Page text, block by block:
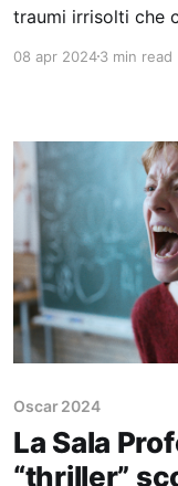
traumi irrisolti che
08 apr 20243 min read
Oscar 2024
La Sala
“thriller”